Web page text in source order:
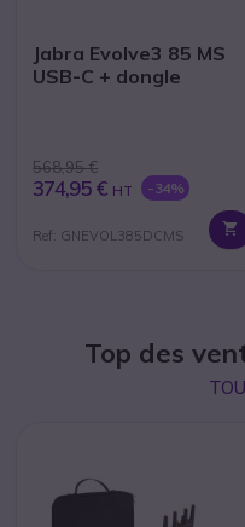
Jabra Evolve3 85 MS
USB-C + dongle
568,95 €
374,95 € HT -34%
Ref: GNEVOL385DCMS
Top des